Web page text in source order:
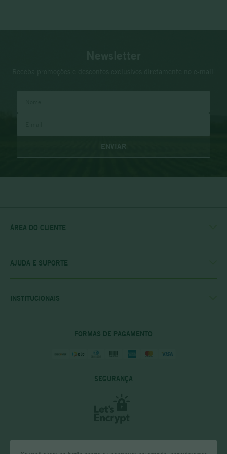
ENVIAR
ÁREA DO CLIENTE
AJUDA E SUPORTE
PRIVACIDADE E SEGURANÇA
INSTITUCIONAIS
FORMAS DE PAGAMENTO
SEGURANÇA